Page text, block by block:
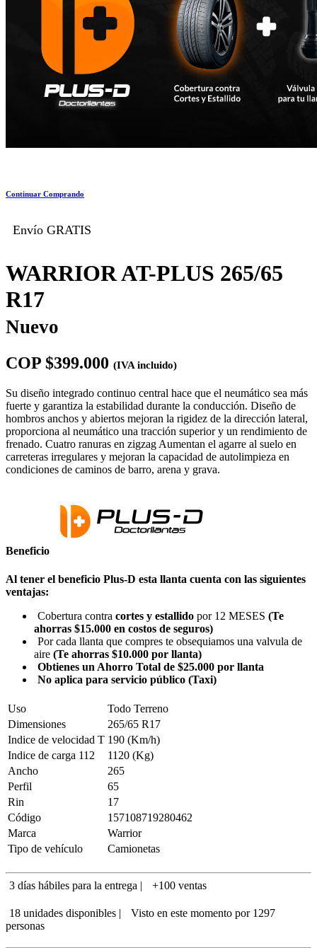
Continuar Comprando
Envío GRATIS
WARRIOR AT-PLUS 265/65
R17
Nuevo
COP $399.000 (IVA incluido)
Su diseño integrado continuo central hace que el neumático sea más
fuerte y garantiza la estabilidad durante la conducción. Diseño de
hombros anchos y abiertos mejoran la rigidez de la dirección lateral,
proporciona al neumático una tracción superior y un rendimiento de
frenado. Cuatro ranuras en zigzag Aumentan el agarre al suelo en
carreteras irregulares y mejoran la capacidad de autolimpieza en
condiciones de caminos de barro, arena y grava.
Beneficio
Al tener el beneficio Plus-D esta llanta cuenta con las siguientes
ventajas:
Cobertura contra cortes y estallido por 12 MESES (Te
ahorras $15.000 en costos de seguros)
Por cada llanta que compres te obsequiamos una valvula de
aire (Te ahorras $10.000 por llanta)
Obtienes un Ahorro Total de $25.000 por llanta
No aplica para servicio público (Taxi)
Uso
Todo Terreno
Dimensiones
265/65 R17
Indice de velocidad T 190 (Km/h)
Indice de carga 112
1120 (Kg)
Ancho
265
Perfil
65
Rin
17
Código
157108719280462
Marca
Warrior
Tipo de vehículo
Camionetas
3 días hábiles para la entrega | +100 ventas
18 unidades disponibles | Visto en este momento por 1297
personas